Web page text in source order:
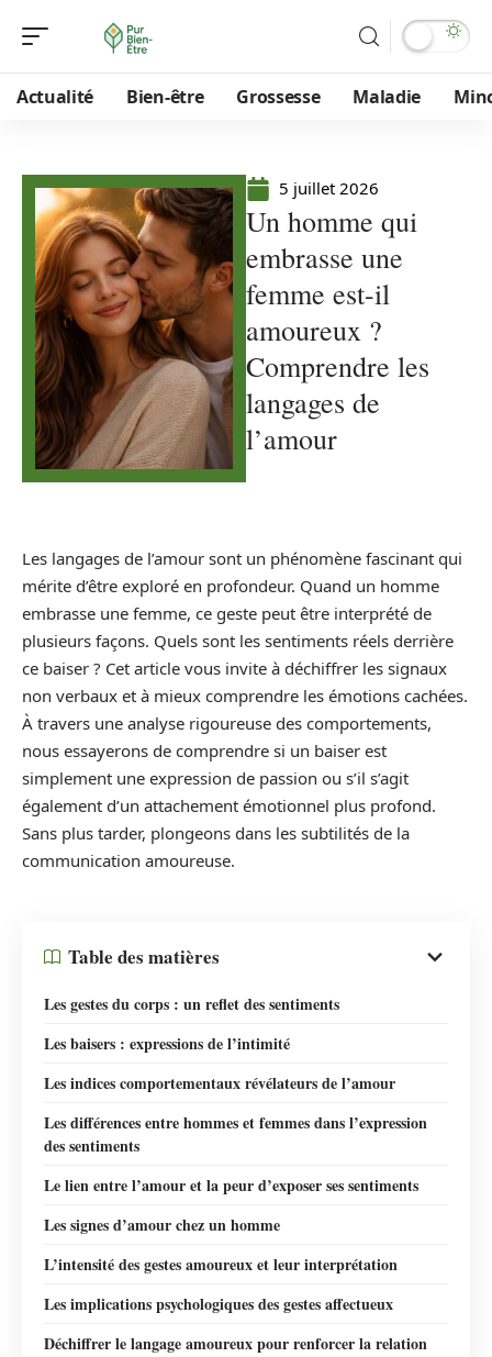
Actualité Bien-être Grossesse Maladie
5 juillet 2026
Un homme qui
embrasse une
femme est-il
amoureux ?
Comprendre les
langages de
l’amour
Les langages de l’amour sont un phénomène fascinant qui
mérite d’être exploré en profondeur. Quand un homme
embrasse une femme, ce geste peut être interprété de
plusieurs façons. Quels sont les sentiments réels derrière
ce baiser ? Cet article vous invite à déchiffrer les signaux
non verbaux et à mieux comprendre les émotions cachées.
À travers une analyse rigoureuse des comportements,
nous essayerons de comprendre si un baiser est
simplement une expression de passion ou s’il s’agit
également d’un attachement émotionnel plus profond.
Sans plus tarder, plongeons dans les subtilités de la
communication amoureuse.
Table des matières
Les gestes du corps : un reflet des sentiments
Les baisers : expressions de l’intimité
Les indices comportementaux révélateurs de l’amour
Les différences entre hommes et femmes dans l’expression
des sentiments
Le lien entre l’amour et la peur d’exposer ses sentiments
Les signes d’amour chez un homme
L’intensité des gestes amoureux et leur interprétation
Les implications psychologiques des gestes affectueux
Déchiffrer le langage amoureux pour renforcer la relation